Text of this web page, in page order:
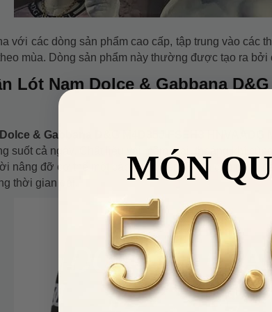
với các dòng sản phẩm cao cấp, tập trung vào các
mùa. Dòng sản phẩm này thường được tạo ra bởi
Lót Nam Dolce & Gabbana D&G
& Gabbana D&G M4D35J FSEH3 HNVAADG
suốt cả ngày. Chất liệu vải mềm mại, thoáng khí
nâng đỡ cơ thể một cách tự nhiên. Phần cạp chun
thời gian dài.
MÓN